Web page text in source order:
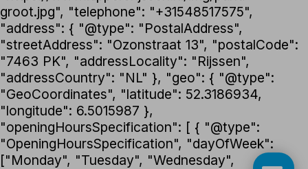
groot.jpg", "telephone": "+31548517575",
"address": { "@type": "PostalAddress",
"streetAddress": "Ozonstraat 13", "postalCode":
"7463 PK", "addressLocality": "Rijssen",
"addressCountry": "NL" }, "geo": { "@type":
"GeoCoordinates", "latitude": 52.3186934,
"longitude": 6.5015987 },
"openingHoursSpecification": [ { "@type":
"OpeningHoursSpecification", "dayOfWeek":
["Monday", "Tuesday", "Wednesday",